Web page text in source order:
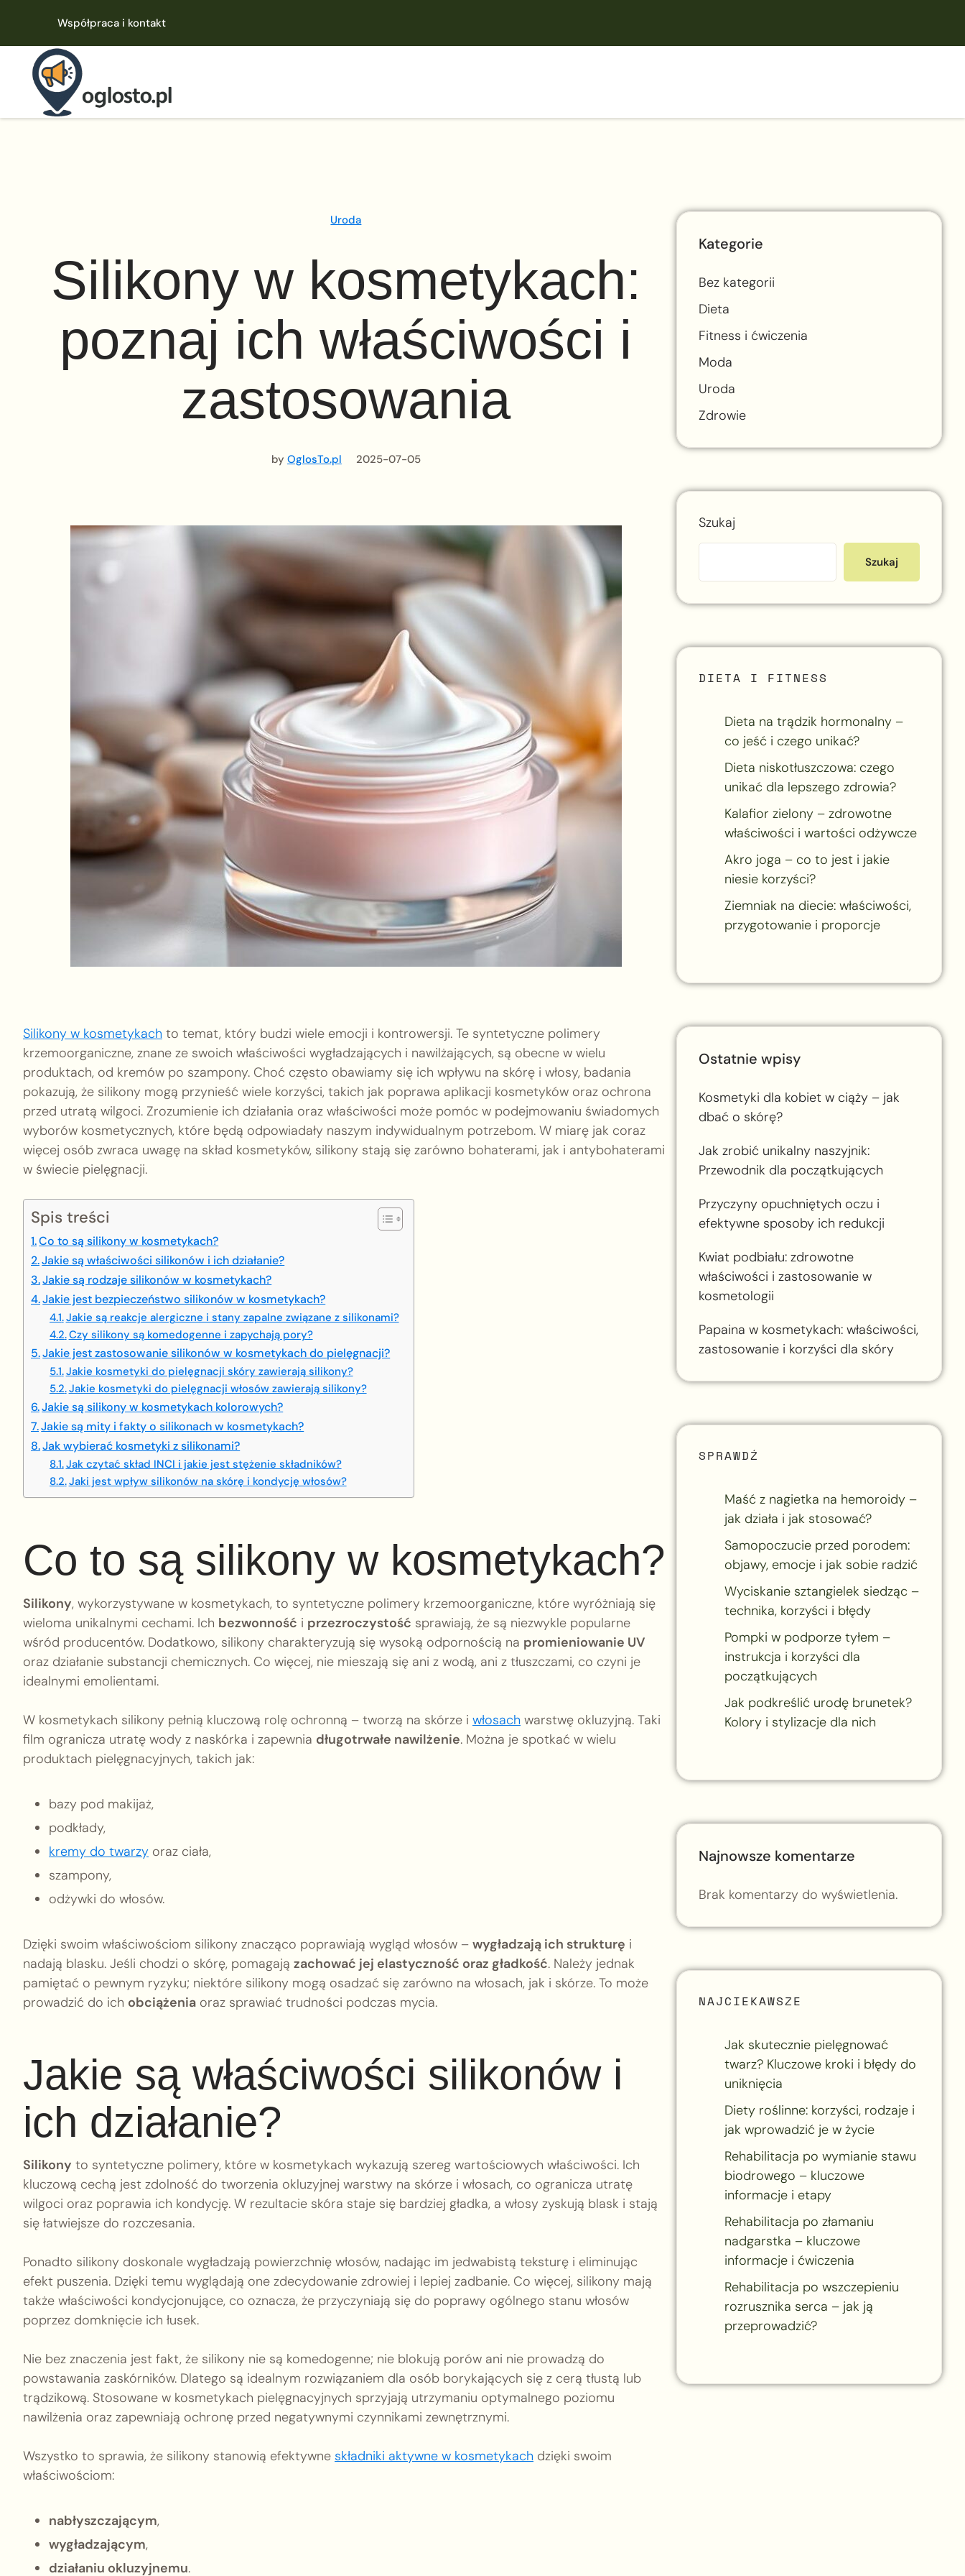
Współpraca i kontakt
Uroda
Silikony w kosmetykach:
poznaj ich właściwości i
zastosowania
by OglosTo.pl 2025-07-05
Silikony w kosmetykach to temat, który budzi wiele emocji i kontrowersji. Te syntetyczne polimery
krzemoorganiczne, znane ze swoich właściwości wygładzających i nawilżających, są obecne w wielu
produktach, od kremów po szampony. Choć często obawiamy się ich wpływu na skórę i włosy, badania
pokazują, że silikony mogą przynieść wiele korzyści, takich jak poprawa aplikacji kosmetyków oraz ochrona
przed utratą wilgoci. Zrozumienie ich działania oraz właściwości może pomóc w podejmowaniu świadomych
wyborów kosmetycznych, które będą odpowiadały naszym indywidualnym potrzebom. W miarę jak coraz
więcej osób zwraca uwagę na skład kosmetyków, silikony stają się zarówno bohaterami, jak i antybohaterami
w świecie pielęgnacji.
Spis treści
Co to są silikony w kosmetykach?
Jakie są właściwości silikonów i ich działanie?
Jakie są rodzaje silikonów w kosmetykach?
Jakie jest bezpieczeństwo silikonów w kosmetykach?
Jakie są reakcje alergiczne i stany zapalne związane z silikonami?
Czy silikony są komedogenne i zapychają pory?
Jakie jest zastosowanie silikonów w kosmetykach do pielęgnacji?
Jakie kosmetyki do pielęgnacji skóry zawierają silikony?
Jakie kosmetyki do pielęgnacji włosów zawierają silikony?
Jakie są silikony w kosmetykach kolorowych?
Jakie są mity i fakty o silikonach w kosmetykach?
Jak wybierać kosmetyki z silikonami?
Jak czytać skład INCI i jakie jest stężenie składników?
Jaki jest wpływ silikonów na skórę i kondycję włosów?
Co to są silikony w kosmetykach?
Silikony, wykorzystywane w kosmetykach, to syntetyczne polimery krzemoorganiczne, które wyróżniają się
wieloma unikalnymi cechami. Ich bezwonność i przezroczystość sprawiają, że są niezwykle popularne
wśród producentów. Dodatkowo, silikony charakteryzują się wysoką odpornością na promieniowanie UV
oraz działanie substancji chemicznych. Co więcej, nie mieszają się ani z wodą, ani z tłuszczami, co czyni je
idealnymi emolientami.
W kosmetykach silikony pełnią kluczową rolę ochronną – tworzą na skórze i włosach warstwę okluzyjną. Taki
film ogranicza utratę wody z naskórka i zapewnia długotrwałe nawilżenie. Można je spotkać w wielu
produktach pielęgnacyjnych, takich jak:
bazy pod makijaż,
podkłady,
kremy do twarzy oraz ciała,
szampony,
odżywki do włosów.
Dzięki swoim właściwościom silikony znacząco poprawiają wygląd włosów – wygładzają ich strukturę i
nadają blasku. Jeśli chodzi o skórę, pomagają zachować jej elastyczność oraz gładkość. Należy jednak
pamiętać o pewnym ryzyku; niektóre silikony mogą osadzać się zarówno na włosach, jak i skórze. To może
prowadzić do ich obciążenia oraz sprawiać trudności podczas mycia.
Jakie są właściwości silikonów i
ich działanie?
Silikony to syntetyczne polimery, które w kosmetykach wykazują szereg wartościowych właściwości. Ich
kluczową cechą jest zdolność do tworzenia okluzyjnej warstwy na skórze i włosach, co ogranicza utratę
wilgoci oraz poprawia ich kondycję. W rezultacie skóra staje się bardziej gładka, a włosy zyskują blask i stają
się łatwiejsze do rozczesania.
Ponadto silikony doskonale wygładzają powierzchnię włosów, nadając im jedwabistą teksturę i eliminując
efekt puszenia. Dzięki temu wyglądają one zdecydowanie zdrowiej i lepiej zadbanie. Co więcej, silikony mają
także właściwości kondycjonujące, co oznacza, że przyczyniają się do poprawy ogólnego stanu włosów
poprzez domknięcie ich łusek.
Nie bez znaczenia jest fakt, że silikony nie są komedogenne; nie blokują porów ani nie prowadzą do
powstawania zaskórników. Dlatego są idealnym rozwiązaniem dla osób borykających się z cerą tłustą lub
trądzikową. Stosowane w kosmetykach pielęgnacyjnych sprzyjają utrzymaniu optymalnego poziomu
nawilżenia oraz zapewniają ochronę przed negatywnymi czynnikami zewnętrznymi.
Wszystko to sprawia, że silikony stanowią efektywne składniki aktywne w kosmetykach dzięki swoim
właściwościom:
nabłyszczającym,
wygładzającym,
działaniu okluzyjnemu.
Kategorie
Bez kategorii
Dieta
Fitness i ćwiczenia
Moda
Uroda
Zdrowie
Szukaj
Szukaj
DIETA I FITNESS
Dieta na trądzik hormonalny –
co jeść i czego unikać?
Dieta niskotłuszczowa: czego
unikać dla lepszego zdrowia?
Kalafior zielony – zdrowotne
właściwości i wartości odżywcze
Akro joga – co to jest i jakie
niesie korzyści?
Ziemniak na diecie: właściwości,
przygotowanie i proporcje
Ostatnie wpisy
Kosmetyki dla kobiet w ciąży – jak
dbać o skórę?
Jak zrobić unikalny naszyjnik:
Przewodnik dla początkujących
Przyczyny opuchniętych oczu i
efektywne sposoby ich redukcji
Kwiat podbiału: zdrowotne
właściwości i zastosowanie w
kosmetologii
Papaina w kosmetykach: właściwości,
zastosowanie i korzyści dla skóry
SPRAWDŹ
Maść z nagietka na hemoroidy –
jak działa i jak stosować?
Samopoczucie przed porodem:
objawy, emocje i jak sobie radzić
Wyciskanie sztangielek siedząc –
technika, korzyści i błędy
Pompki w podporze tyłem –
instrukcja i korzyści dla
początkujących
Jak podkreślić urodę brunetek?
Kolory i stylizacje dla nich
Najnowsze komentarze
Brak komentarzy do wyświetlenia.
NAJCIEKAWSZE
Jak skutecznie pielęgnować
twarz? Kluczowe kroki i błędy do
uniknięcia
Diety roślinne: korzyści, rodzaje i
jak wprowadzić je w życie
Rehabilitacja po wymianie stawu
biodrowego – kluczowe
informacje i etapy
Rehabilitacja po złamaniu
nadgarstka – kluczowe
informacje i ćwiczenia
Rehabilitacja po wszczepieniu
rozrusznika serca – jak ją
przeprowadzić?